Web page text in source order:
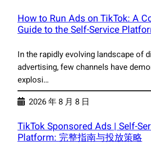
How to Run Ads on TikTok: A
Guide to the Self-Service
In the rapidly evolving landscape of
advertising, few channels have
explosi…
2026 年 8 月 8 日
TikTok Sponsored Ads | Self-
Platform: 完整指南与投放策略